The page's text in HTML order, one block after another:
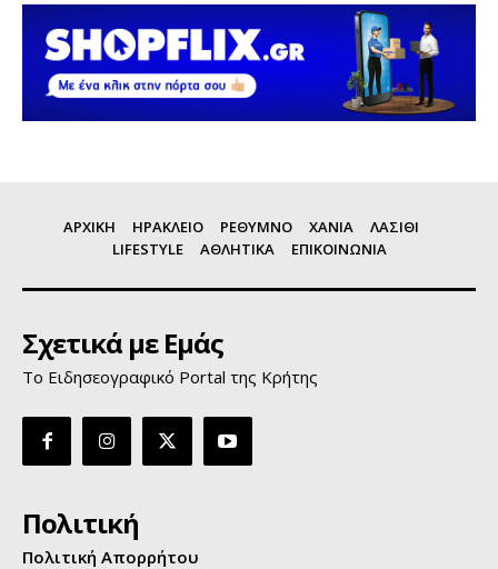
ΑΡΧΙΚΗ ΗΡΑΚΛΕΙΟ ΡΕΘΥΜΝΟ ΧΑΝΙΑ
ΛΑΣΙΘΙ
LIFESTYLE
ΑΘΛΗΤΙΚΑ ΕΠΙΚΟΙΝΩΝΙΑ
Σχετικά με Εμάς
Το Ειδησεογραφικό Portal της Κρήτης
Πολιτική
Πολιτική Απορρήτου